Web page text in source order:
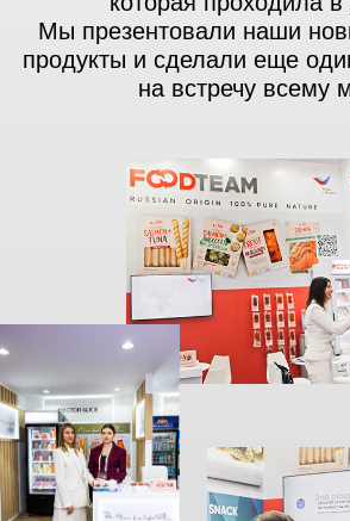
В сентябре 2024года компания Фудтим
традиционно принимала участие в
международной выставке Seafood Expo
Russia на площадке Экспо Форума,
Санкт-Петербург.
Мы презентовали наши новые проекты
и продукты и были рады видеть всех
наших друзей и партнеров. Спасибо
всем, кто посетил нас!
ВЫСТАВКА SEAFOOD
EXPO RUSSIA
СЕНТЯБРЬ, 2024